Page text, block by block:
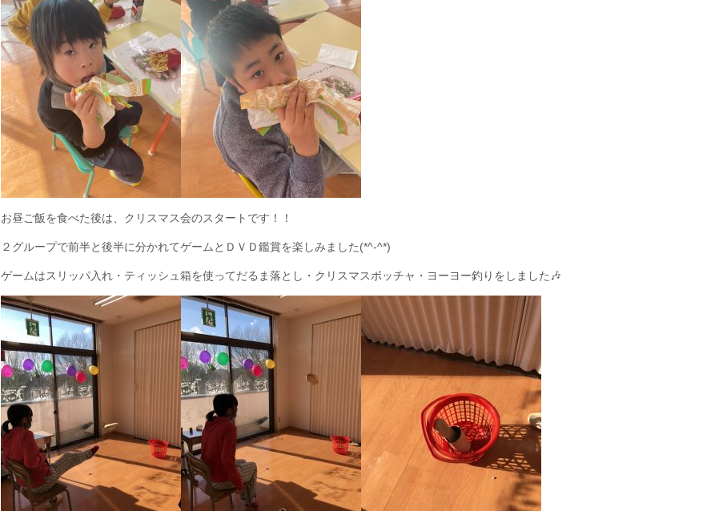
お昼ご飯を食べた後は、クリスマス会のスタートです！！
２グループで前半と後半に分かれてゲームとＤＶＤ鑑賞を楽しみました(*^-^*)
ゲームはスリッパ入れ・ティッシュ箱を使ってだるま落とし・クリスマスボッチャ・ヨーヨー釣りをしました🎶